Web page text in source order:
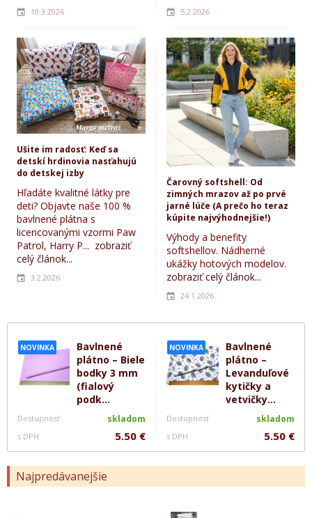
NOVINKA
Bavlnené
plátno – Biele
bodky 3 mm
(fialový
podk...
Dostupnosť skladom
s DPH 5.50 €
NOVINKA
Bavlnené
plátno –
Levanduľové
kytičky a
vetvičky...
Dostupnosť skladom
s DPH 5.50 €
Najpredávanejšie
10.3.2026 5.2.2026
Ušite im radosť: Keď sa
detskí hrdinovia nasťahujú
do detskej izby
Hľadáte kvalitné látky pre
deti? Objavte naše 100 %
bavlnené plátna s
licencovanými vzormi Paw
Patrol, Harry P... zobraziť
celý článok...
3.2.2026
Čarovný softshell: Od
zimných mrazov až po prvé
jarné lúče (A prečo ho teraz
kúpite najvýhodnejšie!)
Výhody a benefity
softshellov. Nádherné
ukážky hotových modelov.
zobraziť celý článok...
24.1.2026